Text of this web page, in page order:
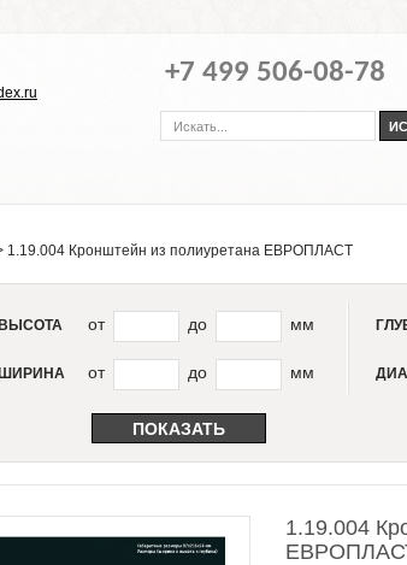
+7 499 506-08-78
1.19.004 Кронштейн из полиуретана ЕВРОПЛАСТ
ВЫСОТА от до мм
ШИРИНА от до мм
1.19.004